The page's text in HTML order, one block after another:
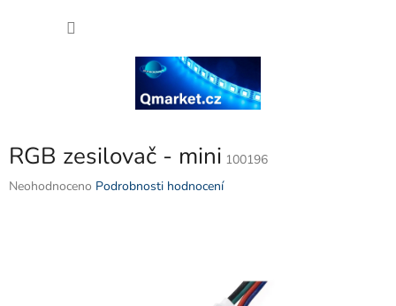
RGB zesilovač - mini 100196
Průměrné
Neohodnoceno Podrobnosti hodnocení